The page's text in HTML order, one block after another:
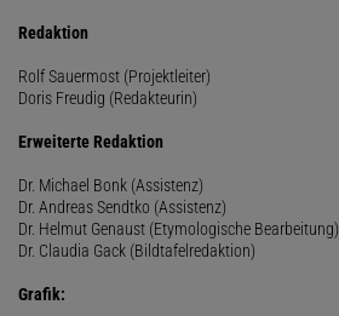
Redaktion
Rolf Sauermost (Projektleiter)
Doris Freudig (Redakteurin)
Erweiterte Redaktion
Dr. Michael Bonk (Assistenz)
Dr. Andreas Sendtko (Assistenz)
Dr. Helmut Genaust (Etymologische Bearbeitung)
Dr. Claudia Gack (Bildtafelredaktion)
Grafik: